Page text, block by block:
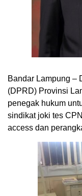
Bandar Lampung –
(DPRD) Provinsi
penegak hukum
sindikat joki tes
access dan